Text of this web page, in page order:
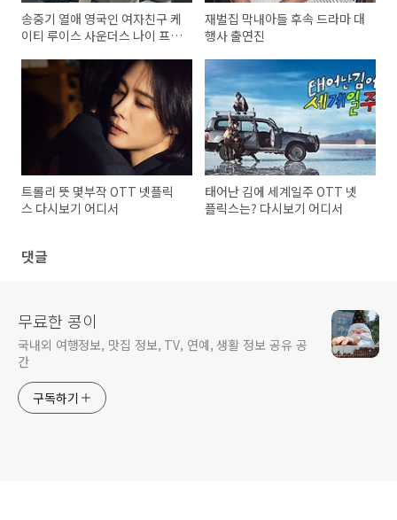
송중기 열애 영국인 여자친구 케
이티 루이스 사운더스 나이 프로
재벌집 막내아들 후속 드라마 대
행사 출연진
트롤리 뜻 몇부작 OTT 넷플릭
스 다시보기 어디서
태어난 김에 세계일주 OTT 넷
플릭스는? 다시보기 어디서
댓글
무료한 콩이
국내외 여행정보, 맛집 정보, TV, 연예, 생활 정보 공유 공
간
구독하기